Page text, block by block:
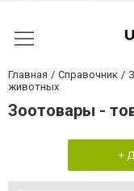
Главная Справочник
животных
Зоотовары -
+